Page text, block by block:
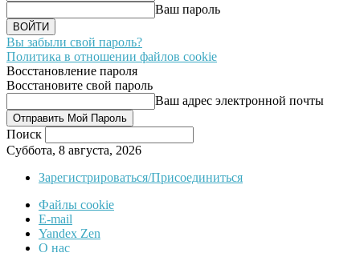
Ваш пароль
Вы забыли свой пароль?
Политика в отношении файлов cookie
Восстановление пароля
Восстановите свой пароль
Ваш адрес электронной почты
Поиск
Суббота, 8 августа, 2026
Зарегистрироваться/Присоединиться
Файлы cookie
E-mail
Yandex Zen
О нас